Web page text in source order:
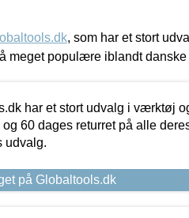
, som har et stort
meget populære iblandt danske
har et stort udvalg i værktøj
60 dages returret på alle
udvalg.
på Globaltools.dk